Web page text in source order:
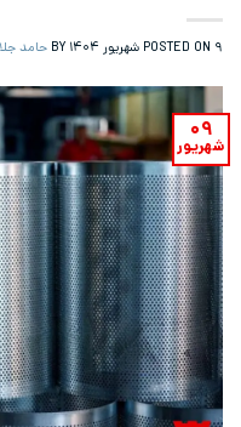
POSTED ON ۹ شهریور ۱۴۰۴ حامد
۰۹
شهریور